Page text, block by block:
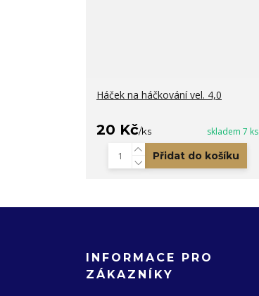
Háček na háčkování vel. 4,0
20 Kč/ks skladem 7 ks
Přidat do košíku
INFORMACE PRO
ZÁKAZNÍKY